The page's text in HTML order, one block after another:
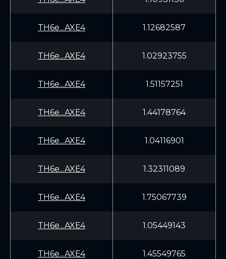
TH6e...AXE4 1.12682587
TH6e...AXE4 1.02923755
TH6e...AXE4 1.51157251
TH6e...AXE4 1.44178764
TH6e...AXE4 1.04116901
TH6e...AXE4 1.32311089
TH6e...AXE4 1.75067739
TH6e...AXE4 1.05449143
TH6e...AXE4 1.45549765